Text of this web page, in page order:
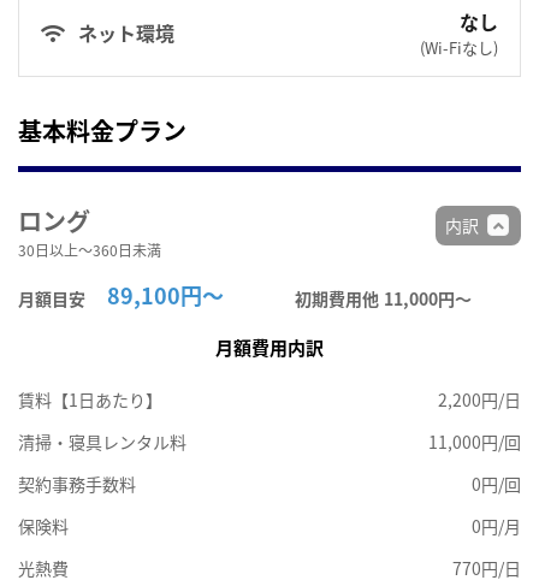
ネット環境 なし
(Wi-Fiなし)
基本料金プラン
ロング
30日以上～360日未満
月額目安 89,100円～ 初期費用他 11,000円〜
内訳
月額費用内訳
賃料【1日あたり】
2,200円/日
清掃・寝具レンタル料
11,000円/回
契約事務手数料
0円/回
保険料
0円/月
光熱費
770円/日